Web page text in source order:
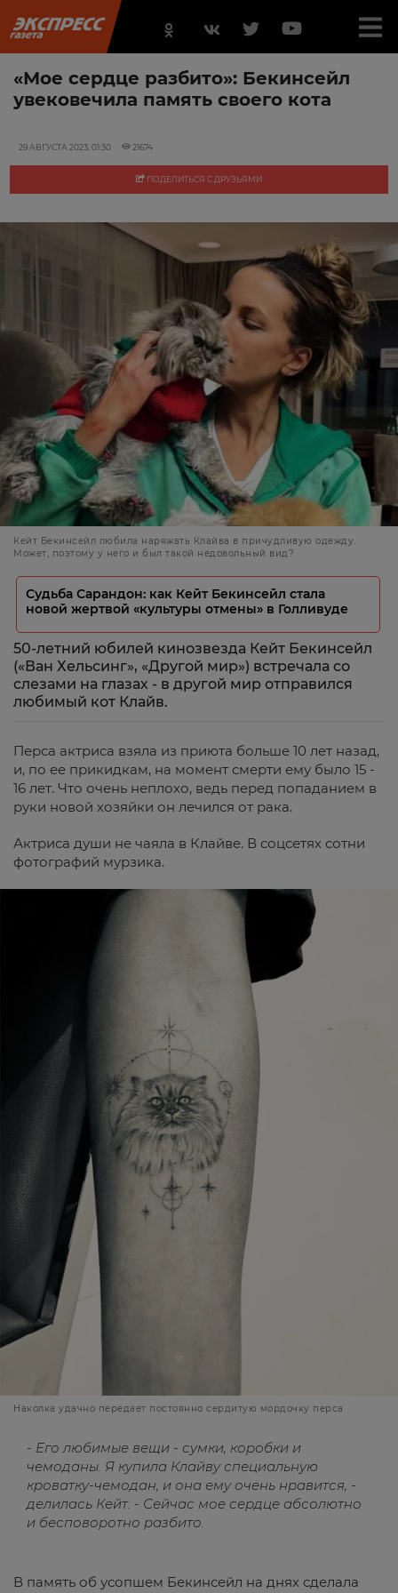
«Мое сердце разбито»: Бекинсейл
увековечила память своего кота
29 АВГУСТА 2023, 01:30 21674
ПОДЕЛИТЬСЯ С ДРУЗЬЯМИ
Кейт Бекинсейл любила наряжать Клайва в причудливую одежду.
Может, поэтому у него и был такой недовольный вид?
Судьба Сарандон: как Кейт Бекинсейл стала
новой жертвой «культуры отмены» в Голливуде
50-летний юбилей кинозвезда Кейт Бекинсейл
(«Ван Хельсинг», «Другой мир») встречала со
слезами на глазах - в другой мир отправился
любимый кот Клайв.
Перса актриса взяла из приюта больше 10 лет назад,
и, по ее прикидкам, на момент смерти ему было 15 -
16 лет. Что очень неплохо, ведь перед попаданием в
руки новой хозяйки он лечился от рака.
Актриса души не чаяла в Клайве. В соцсетях сотни
фотографий мурзика.
Наколка удачно передает постоянно сердитую мордочку перса
- Его любимые вещи - сумки, коробки и
чемоданы. Я купила Клайву специальную
кроватку-чемодан, и она ему очень нравится, -
делилась Кейт. - Сейчас мое сердце абсолютно
и бесповоротно разбито.
В память об усопшем Бекинсейл на днях сделала